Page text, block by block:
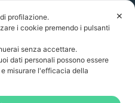
sales@ghidimetalli.it
✕
profilazione.
i cookie premendo i pulsanti
senza accettare.
dati personali possono essere
misurare l'efficacia della